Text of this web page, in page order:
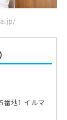
番地1 イルマ